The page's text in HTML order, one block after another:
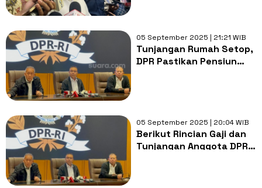
05 September 2025 | 21:21 WIB
Tunjangan Rumah Setop,
DPR Pastikan Pensiun
05 September 2025 | 20:04 WIB
Berikut Rincian Gaji dan
Tunjangan Anggota DPR